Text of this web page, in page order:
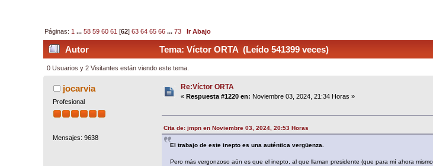
Páginas: 1 ...58 59 60 61 [62]63 64 65 66 ...73 Ir Abajo
Autor Tema: Víctor ORTA (Leído 541399 veces)
0 Usuarios y 2 Visitantes están viendo este tema.
jocarvia
Profesional
Mensajes: 9638
Re:Víctor ORTA
«Respuesta #1220 en: Noviembre 03, 2024, 21:34 Horas »
Cita de: jmpn en Noviembre 03, 2024, 20:53 Horas
El trabajo de este inepto es una auténtica vergüenza.
Pero más vergonzoso aún es que el inepto, al que llaman presidente (que para mí ahora